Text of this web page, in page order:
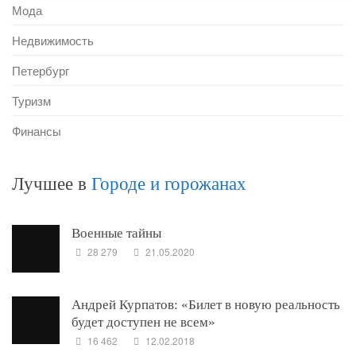
Мода
Недвижимость
Петербург
Туризм
Финансы
Лучшее в Городе и горожанах
Военные тайны
28 279 21.05.2020
Андрей Курпатов: «Билет в новую реальность
будет доступен не всем»
16 462 12.02.2018